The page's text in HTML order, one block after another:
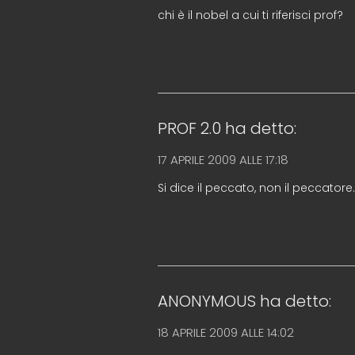
chi è il nobel a cui ti riferisci prof?
PROF 2.0 ha detto:
17 APRILE 2009 ALLE 17:18
Si dice il peccato, non il
ANONYMOUS ha detto:
18 APRILE 2009 ALLE 14:02